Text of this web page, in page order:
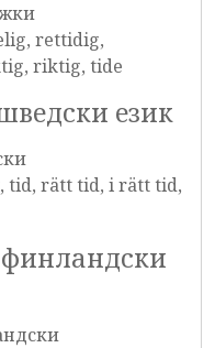
rettidig,
riktig, tide
език
tid, rätt tid, i rätt tid,